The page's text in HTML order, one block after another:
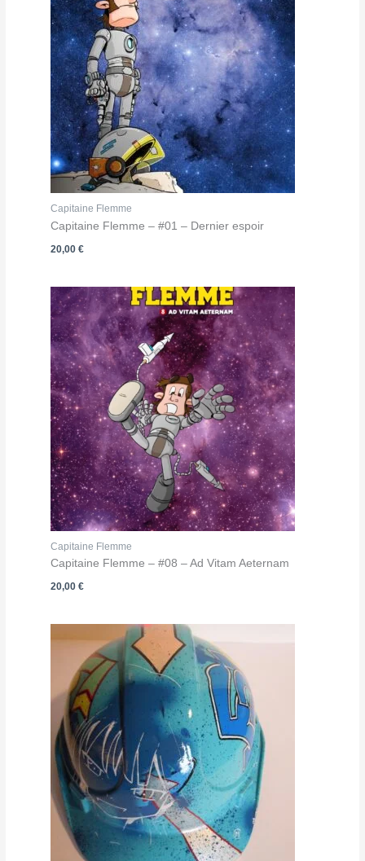
Capitaine Flemme
Capitaine Flemme – #01 – Dernier espoir
20,00€
Capitaine Flemme
Capitaine Flemme – #08 – Ad Vitam Aeternam
20,00€